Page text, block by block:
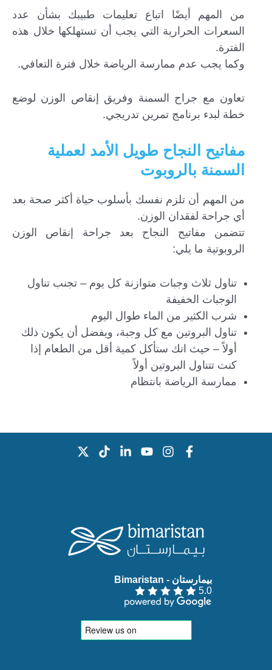
من المهم أيضًا اتباع تعليمات طبيبك بشأن عدد
السعرات الحرارية التي يجب أن تستهلكها خلال هذه
الفترة.
وكما يجب عدم ممارسة الرياضة خلال فترة التعافي.
تعاون مع جراح السمنة وفريق إنقاص الوزن لوضع
خطة لبدء برنامج تمرين تدريجي.
مفاتيح النجاح طويل الأمد لعملية
السمنة بالروبوت
من المهم أن تلزم نفسك بأسلوب حياة أكثر صحة بعد
أي جراحة لفقدان الوزن.
تتضمن مفاتيح النجاح بعد جراحة إنقاص الوزن
الروبوتية ما يلي:
تناول ثلاث وجبات متوازنة كل يوم – تجنب تناول
الوجبات الخفيفة
شرب الكثير من الماء طوال اليوم
تناول البروتين مع كل وجبة، ويفضل أن يكون ذلك
أولاً – حيث انك ستأكل كمية أقل من الطعام إذا
كنت تتناول البروتين أولاً
ممارسة الرياضة بانتظام
بيمارستان - Bimaristan‏
5.0